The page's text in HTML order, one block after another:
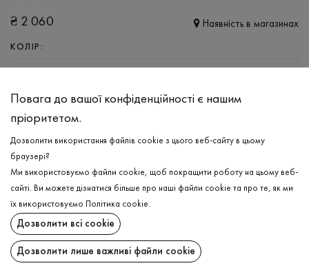
₴ 2 060 Наявність в магазинах
КОЛІР:
ДОДАТИ ДО КОШИКА
ОБЕРІТЬ РОЗМІР
Термобілизна чоловіча, комплект
ДОДАТИ ДО КОШИКА
ОПИС
Повага до вашої конфіденційності є нашим
пріоритетом.
Дозволити використання файлів cookie з цього веб-сайту в цьому
браузері?
Ми використовуємо файли cookie, щоб покращити роботу на цьому веб-
сайті. Ви можете дізнатися більше про наші файли cookie та про те, як ми
їх використовуємо
Політика cookie.
Дозволити всі cookie
Дозволити лише важливі файли cookie